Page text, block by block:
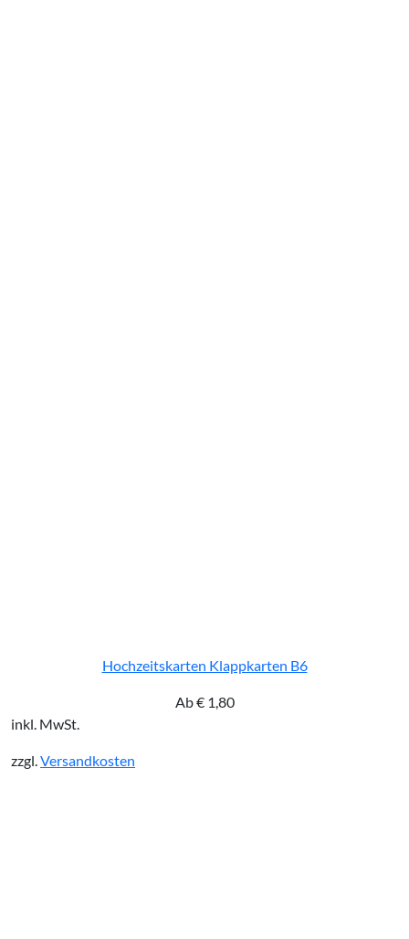
Hochzeitskarten Klappkarten B6
Ab€1,80
inkl. MwSt.
zzgl.Versandkosten